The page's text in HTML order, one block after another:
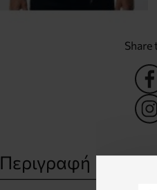
Share
Περιγραφή